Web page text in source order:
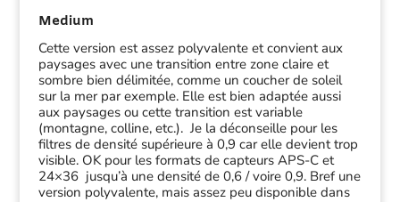
Medium
Cette version est assez polyvalente et convient aux
paysages avec une transition entre zone claire et
sombre bien délimitée, comme un coucher de soleil
sur la mer par exemple. Elle est bien adaptée aussi
aux paysages ou cette transition est variable
(montagne, colline, etc.). Je la déconseille pour les
filtres de densité supérieure à 0,9 car elle devient trop
visible. OK pour les formats de capteurs APS-C et
24×36 jusqu’à une densité de 0,6 / voire 0,9. Bref une
version polyvalente, mais assez peu disponible dans